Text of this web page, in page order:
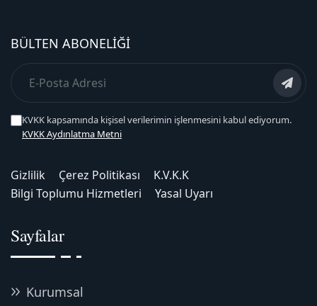
BÜLTEN ABONELIĞI
KVKK kapsamında kişisel verilerimin işlenmesini kabul ediyorum.
KVKK Aydınlatma Metni
Gizlilik Çerez Politikası
K.V.K.K
Bilgi Toplumu Hizmetleri
Yasal Uyarı
Sayfalar
Kurumsal